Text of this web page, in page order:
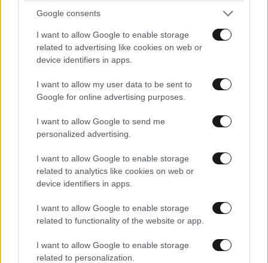
Google consents
I want to allow Google to enable storage
related to advertising like cookies on web or
device identifiers in apps.
I want to allow my user data to be sent to
Google for online advertising purposes.
I want to allow Google to send me
personalized advertising.
I want to allow Google to enable storage
related to analytics like cookies on web or
device identifiers in apps.
I want to allow Google to enable storage
related to functionality of the website or app.
I want to allow Google to enable storage
related to personalization.
LIFESTYLE06·08·2026 12:46
Μαρία Κορινθίου: «Είμαι πιο ευτυχισμένη από
ποτέ – Ναι, έχω πατήσει φρένο»